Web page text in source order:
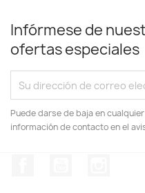
Infórmese de
ofertas especiales
Puede darse de baja en
información de contacto en el